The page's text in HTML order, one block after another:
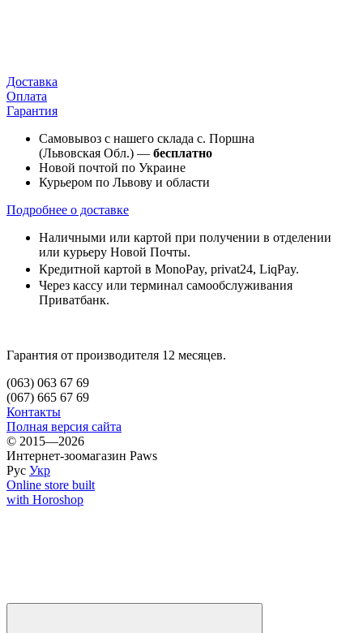
Доставка
Оплата
Гарантия
Самовывоз с нашего склада с. Поршна
(Львовская Обл.) — бесплатно
Новой почтой по Украине
Курьером по Львову и области
Подробнее о доставке
Наличными или картой при получении в отделении
или курьеру Новой Почты.
Кредитной картой в MonoPay, privat24, LiqPay.
Через кассу или терминал самообслуживания
Приватбанк.
Гарантия от производителя 12 месяцев.
(063) 063 67 69
(067) 665 67 69
Контакты
Полная версия сайта
© 2015—2026
Интернет-зоомагазин Paws
Рус Укр
Online store built
with Horoshop